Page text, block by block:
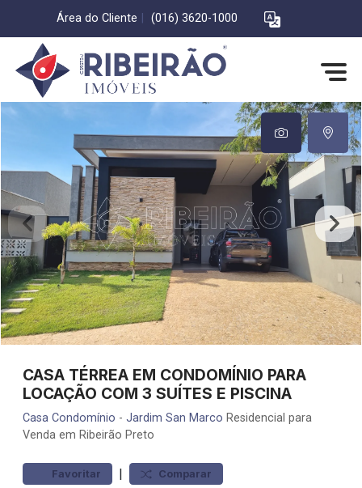
Área do Cliente (016) 3620-1000
CASA TÉRREA EM CONDOMÍNIO PARA
LOCAÇÃO COM 3 SUÍTES E PISCINA
Casa Condomínio - Jardim San Marco Residencial para
Venda em Ribeirão Preto
Favoritar | Comparar